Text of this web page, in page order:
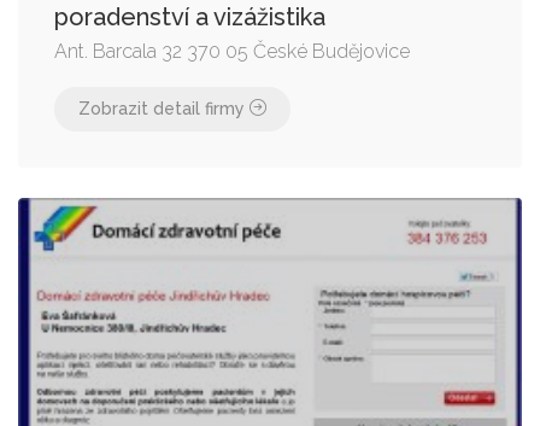
poradenství a vizážistika
Ant. Barcala 32 370 05 České Budějovice
Zobrazit detail firmy